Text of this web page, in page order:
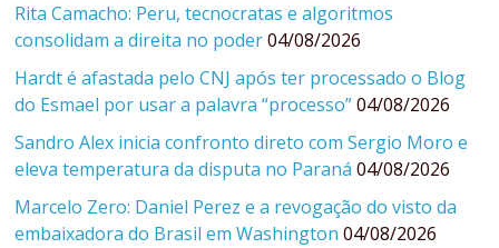
Rita Camacho: Peru, tecnocratas e algoritmos
consolidam a direita no poder 04/08/2026
Hardt é afastada pelo CNJ após ter processado o Blog
do Esmael por usar a palavra “processo” 04/08/2026
Sandro Alex inicia confronto direto com Sergio Moro e
eleva temperatura da disputa no Paraná 04/08/2026
Marcelo Zero: Daniel Perez e a revogação do visto da
embaixadora do Brasil em Washington 04/08/2026